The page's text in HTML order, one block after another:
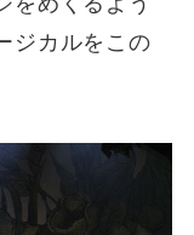
ジカルをこの